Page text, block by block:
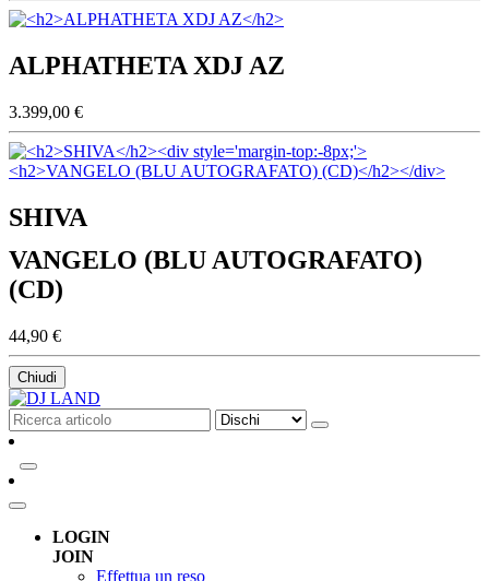
ALPHATHETA XDJ AZ
3.399,00 €
SHIVA
VANGELO (BLU AUTOGRAFATO)
(CD)
44,90 €
Chiudi
LOGIN
JOIN
Effettua un reso